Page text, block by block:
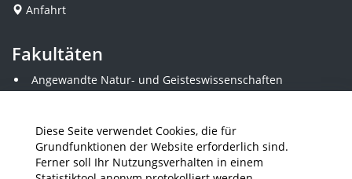
Diese Seite verwendet Cookies, die für
Grundfunktionen der Website erforderlich sind.
Ferner soll Ihr Nutzungsverhalten in einem
Anfahrt
Fakultäten
Angewandte Natur- und Geisteswissenschaften
Angewandte Sozialwissenschaften
Elektrotechnik
Gestaltung
Informatik und Wirtschaftsinformatik
Kunststofftechnik und Vermessung